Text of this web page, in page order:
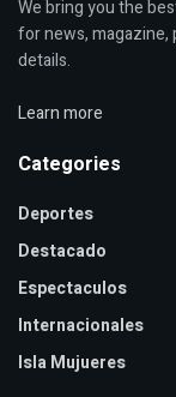
We bring you the
for news, magazine,
details.
Learn more
Categories
Deportes
Destacado
Espectaculos
Internacionales
Isla Mujueres